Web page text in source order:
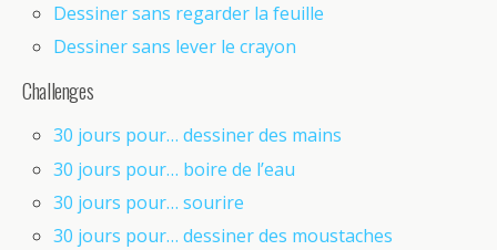
Dessiner sans regarder la feuille
Dessiner sans lever le crayon
Challenges
30 jours pour… dessiner des mains
30 jours pour… boire de l’eau
30 jours pour… sourire
30 jours pour… dessiner des moustaches